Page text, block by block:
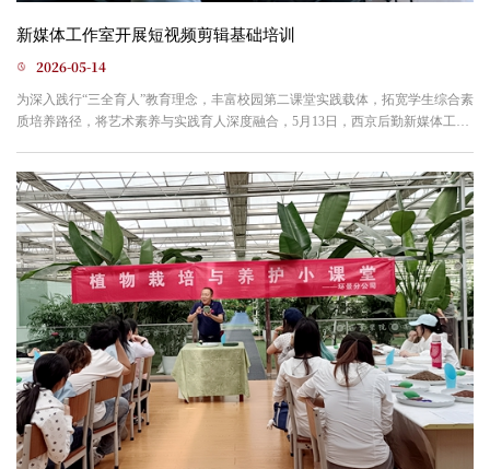
新媒体工作室开展短视频剪辑基础培训
2026-05-14
为深入践行“三全育人”教育理念，丰富校园第二课堂实践载体，拓宽学生综合素
质培养路径，将艺术素养与实践育人深度融合，5月13日，西京后勤新媒体工作
园活动快剪、会议新闻短片、人物访谈剪辑三大校园高频场景展开专项指导。
从素材筛选、镜头排布、音乐适配，到调色优化、字幕添加...